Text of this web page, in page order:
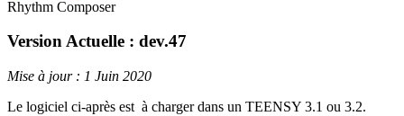
Rhythm Composer
Version Actuelle : dev.47
Mise à jour : 1 Juin 2020
Le logiciel ci-après est à charger dans un TEENSY 3.1 ou 3.2.